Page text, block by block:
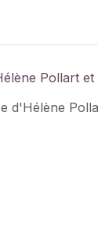
Pollart
d'Hélène